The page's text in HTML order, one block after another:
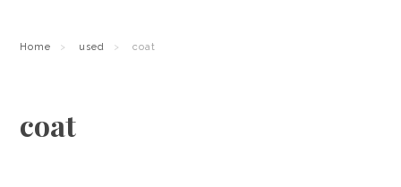
Home used coat
coat